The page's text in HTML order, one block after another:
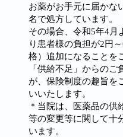
お薬がお手元に届かな
名で処方しています。
その場合、令和5年4月
り患者様の負担が2円
格）追加になることを
「供給不足」からの
が、保険制度の趣旨を
いいたします。
＊当院は、医薬品の供
等の変更等に関して十
います。